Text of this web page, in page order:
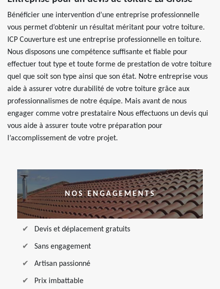
Bénéficier une intervention d’une entreprise professionnelle
vous permet d’obtenir un résultat méritant pour votre toiture.
ICP Couverture est une entreprise professionnelle en toiture.
Nous disposons une compétence suffisante et fiable pour
effectuer tout type et toute forme de prestation de votre toiture
quel que soit son type ainsi que son état. Notre entreprise vous
aide à assurer votre durabilité de votre toiture grâce aux
professionnalismes de notre équipe. Mais avant de nous
engager comme votre prestataire Nous effectuons un devis qui
vous aide à assurer toute votre préparation pour
l’accomplissement de votre projet.
NOS ENGAGEMENTS
Devis et déplacement gratuits
Sans engagement
Artisan passionné
Prix imbattable